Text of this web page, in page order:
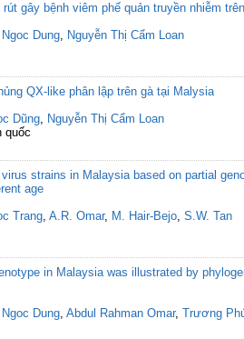
gây bệnh viêm phế quản truyền nhiễm
Dung, Nguyễn Thị Cẩm Loan
QX-like phân lập trên gà tại Malysia
Dũng, Nguyễn Thị Cẩm Loan
quốc
strains in Malaysia based on partial
age
Trang, A.R. Omar, M. Hair-Bejo, S.W. Tan
in Malaysia was illustrated by
Dung, Abdul Rahman Omar, Trương